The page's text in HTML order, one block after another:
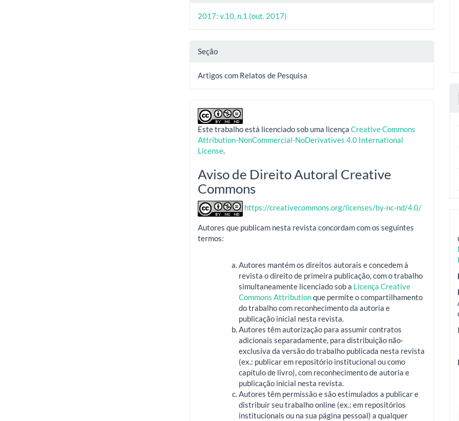
2017: v.10, n.1 (out. 2017)
Seção
Artigos com Relatos de Pesquisa
Este trabalho está licenciado sob uma licençaCreative Commons
Attribution-NonCommercial-NoDerivatives 4.0 International
License.
Aviso de Direito Autoral Creative
Commons
https://creativecommons.org/licenses/by-nc-nd/4.0/
Autores que publicam nesta revista concordam com os seguintes
termos:
Autores mantém os direitos autorais e concedem à
revista o direito de primeira publicação, com o trabalho
simultaneamente licenciado sob a Licença Creative
Commons Attributionque permite o compartilhamento
do trabalho com reconhecimento da autoria e
publicação inicial nesta revista.
Autores têm autorização para assumir contratos
adicionais separadamente, para distribuição não-
exclusiva da versão do trabalho publicada nesta revista
(ex.: publicar em repositório institucional ou como
capítulo de livro), com reconhecimento de autoria e
publicação inicial nesta revista.
Autores têm permissão e são estimulados a publicar e
distribuir seu trabalho online (ex.: em repositórios
institucionais ou na sua página pessoal) a qualquer